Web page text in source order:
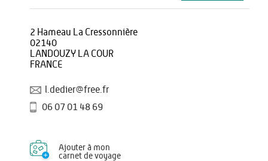
2 Hameau La Cressonnière
02140
LANDOUZY LA COUR
FRANCE
l.dedier@free.fr
06 07 01 48 69
Ajouter à mon
carnet de voyage